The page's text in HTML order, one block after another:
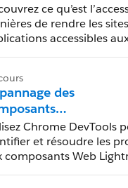
ce qu’est
de rendre les
accessibles
des
Lightning
Chrome DevTools
et résoudre les
composants Web